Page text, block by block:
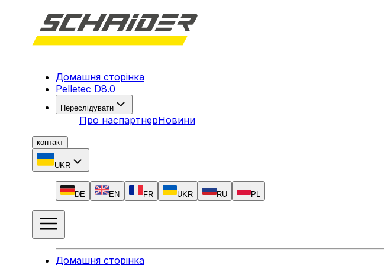
Домашня сторінка
Pelletec D8.0
Переслідувати
Про наспартнерНовини
контакт
UKR
DE EN FR UKR RU PL
Домашня сторінка